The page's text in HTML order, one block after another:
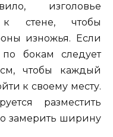
изголовье
к стене, чтобы
изножья. Если
по бокам следует
чтобы каждый
к своему месту.
разместить
замерить ширину